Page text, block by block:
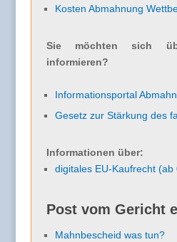
Kosten Abmahnung
Sie möchten sich
informieren?
Informationsportal
Gesetz zur Stärkung des
Informationen über:
digitales EU-Kaufrecht (ab
Post vom Gericht
Mahnbescheid was tun?